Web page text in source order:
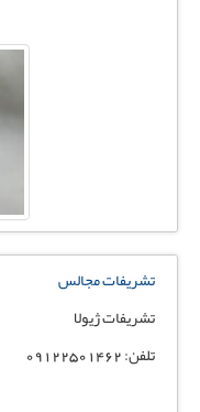
تشریفات مجالس
تشریفات ژیولا
تلفن: 09122501462